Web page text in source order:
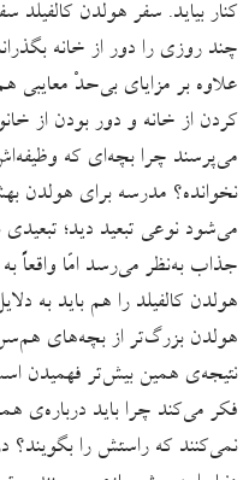
کنار بیاید. سفر هولدن
چند روزی را دور از خانه
علاوه بر مزایای بی‌حدْ معایبی
کردن از خانه و دور بودن از
می‌پرسند چرا بچه‌ای که
نخوانده؟ مدرسه برای هولدن
می‌شود نوعی تبعید دید؛
جذاب به‌نظر می‌رسد امّا
هولدن کالفیلد را هم باید به
هولدن بزرگ‌تر از بچه‌های
نتیجه‌ی همین بیش‌تر فهمیدن
فکر می‌کند چرا باید درباره‌ی
نمی‌کنند که راستش را بگویند؟